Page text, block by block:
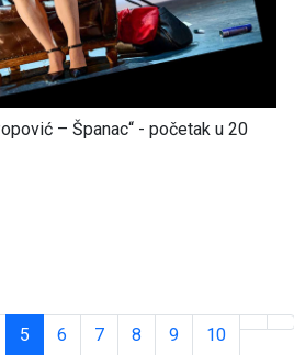
– Španac“ - početak u 20
5 6 7 8 9 10